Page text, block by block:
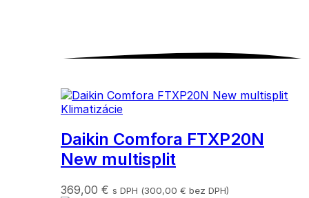
Klimatizácie
Daikin Comfora FTXP20N
New multisplit
369,00 € s DPH (300,00 € bez DPH)